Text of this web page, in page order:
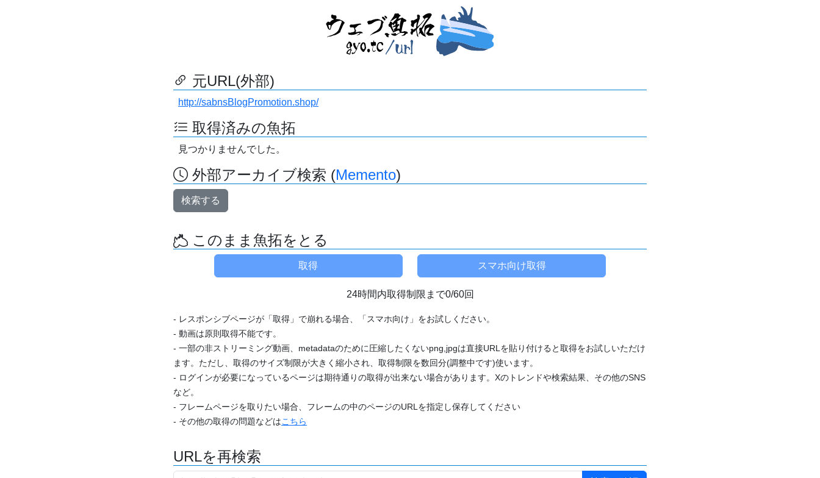
元URL(外部)
http://sabnsBlogPromotion.shop/
取得済みの魚拓
見つかりませんでした。
外部アーカイブ検索 (Memento)
検索する
このまま魚拓をとる
24時間内取得制限まで0/60回
- レスポンシブページが「取得」で崩れる場合、「スマホ向け」をお試しください。
- 動画は原則取得不能です。
- 一部の非ストリーミング動画、metadataのために圧縮したくないpng,jpgは直接URLを貼り付けると取得をお試しいただけ
ます。ただし、取得のサイズ制限が大きく縮小され、取得制限を数回分(調整中です)使います。
- ログインが必要になっているページは期待通りの取得が出来ない場合があります。Xのトレンドや検索結果、その他のSNS
など。
- フレームページを取りたい場合、フレームの中のページのURLを指定し保存してください
- その他の取得の問題などはこちら
URLを再検索